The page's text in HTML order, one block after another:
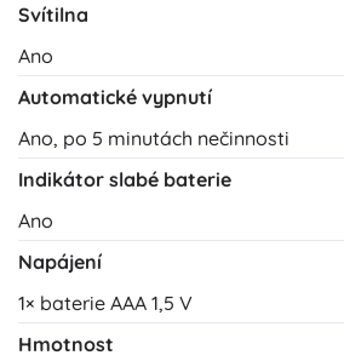
Svítilna
Ano
Automatické vypnutí
Ano, po 5 minutách nečinnosti
Indikátor slabé baterie
Ano
Napájení
1× baterie AAA 1,5 V
Hmotnost